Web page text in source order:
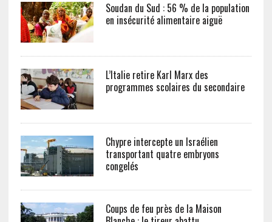
Soudan du Sud : 56 % de la population
en insécurité alimentaire aiguë
L’Italie retire Karl Marx des
programmes scolaires du secondaire
Chypre intercepte un Israélien
transportant quatre embryons
congelés
Coups de feu près de la Maison